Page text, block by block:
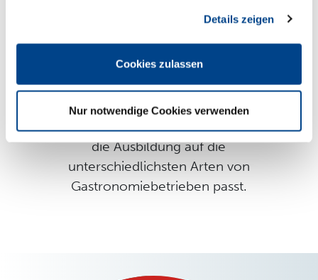
Cookies, wenn Sie unsere Webseite weiterhin nutzen.
Details zeigen
Cookies zulassen
Nur notwendige Cookies verwenden
Inhalte in der Gastkommunikation und
der Verkaufsförderung werden die
„ReVa’s“ zu professionelleren und
erfolgreicheren Verkäufern. Offener
gestaltet wurden die Ausbildungsinhalte
bei klassischen Servicearbeiten, so dass
die Ausbildung auf die
unterschiedlichsten Arten von
Gastronomiebetrieben passt.